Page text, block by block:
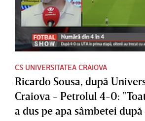
CS UNIVERSITATEA CRAIOVA
Ricardo Sousa, după
Craiova - Petrolul 4-0:
a dus pe apa sâmbetei